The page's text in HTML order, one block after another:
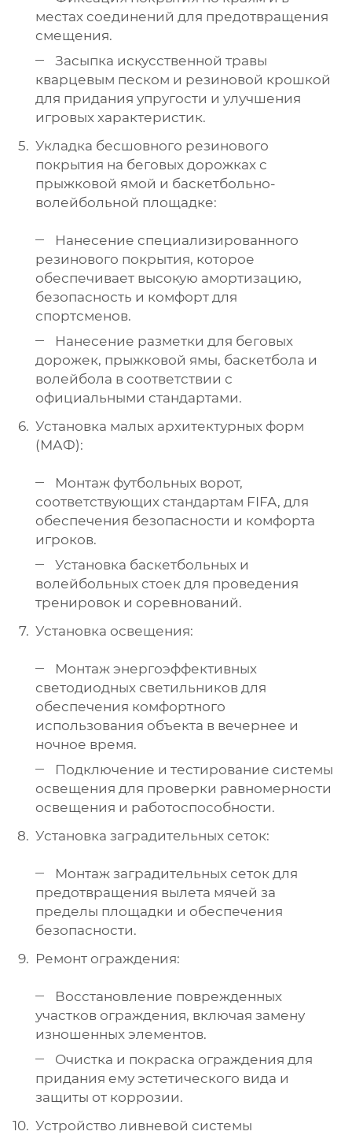
местах соединений для предотвращения
смещения.
Засыпка искусственной травы
кварцевым песком и резиновой крошкой
для придания упругости и улучшения
игровых характеристик.
Укладка бесшовного резинового
покрытия на беговых дорожках с
прыжковой ямой и баскетбольно-
волейбольной площадке:
Нанесение специализированного
резинового покрытия, которое
обеспечивает высокую амортизацию,
безопасность и комфорт для
спортсменов.
Нанесение разметки для беговых
дорожек, прыжковой ямы, баскетбола и
волейбола в соответствии с
официальными стандартами.
Установка малых архитектурных форм
(МАФ):
Монтаж футбольных ворот,
соответствующих стандартам FIFA, для
обеспечения безопасности и комфорта
игроков.
Установка баскетбольных и
волейбольных стоек для проведения
тренировок и соревнований.
Установка освещения:
Монтаж энергоэффективных
светодиодных светильников для
обеспечения комфортного
использования объекта в вечернее и
ночное время.
Подключение и тестирование системы
освещения для проверки равномерности
освещения и работоспособности.
Установка заградительных сеток:
Монтаж заградительных сеток для
предотвращения вылета мячей за
пределы площадки и обеспечения
безопасности.
Ремонт ограждения:
Восстановление поврежденных
участков ограждения, включая замену
изношенных элементов.
Очистка и покраска ограждения для
придания ему эстетического вида и
защиты от коррозии.
Устройство ливневой системы